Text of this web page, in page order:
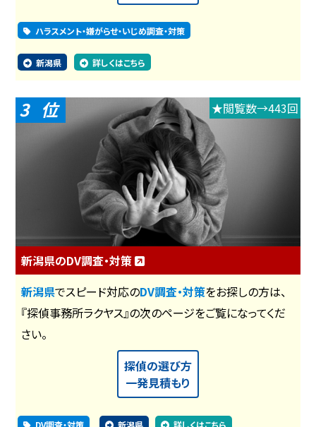
ハラスメント・嫌がらせ・いじめ調査・対策
新潟県 詳しくはこちら
3 ★閲覧数→443回
新潟県のDV調査・対策
新潟県でスピード対応のDV調査・対策をお探しの方は、
『探偵事務所ラクヤス』の次のページをご覧になってくだ
さい。
探偵の選び方
一発見積もり
DV調査・対策 新潟県 詳しくはこちら